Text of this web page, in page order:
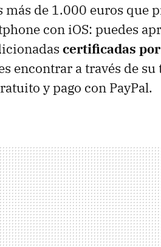
más de 1.000 euros que
con iOS: puedes
certificadas
encontrar a través de
y pago con PayPal.